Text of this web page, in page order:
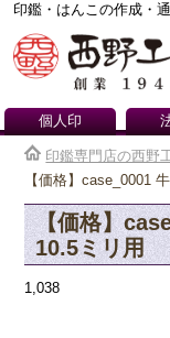
印鑑・はんこの作成・
個人印
印鑑専門店の西野
【価格】case_0001
【価格】
10.5ミリ用
1,038